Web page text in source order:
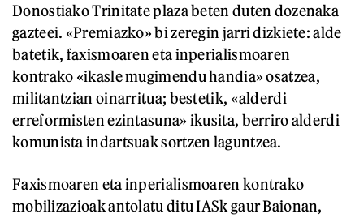
Donostiako Trinitate plaza beten duten dozenaka
gazteei. «Premiazko» bi zeregin jarri dizkiete: alde
batetik, faxismoaren eta inperialismoaren
kontrako «ikasle mugimendu handia» osatzea,
militantzian oinarritua; bestetik, «alderdi
erreformisten ezintasuna» ikusita, berriro alderdi
komunista indartsuak sortzen laguntzea.
Faxismoaren eta inperialismoaren kontrako
mobilizazioak antolatu ditu IASk gaur Baionan,